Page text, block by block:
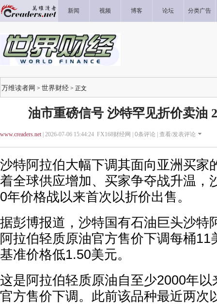
新闻 视频 博客 论坛 分类广告
万维读者网 > 世界财经 > 正文
油市重磅信号 沙特罕见折价卖油
www.creaders.net| 2026-07-06 15:44:24 FX168财经网 | 0条评论 | 查看/发表评论
沙特阿拉伯大幅下调其面向亚洲买家
着全球供应增加、买家争夺战升温，
0年价格战以来首次以折价出售。
据彭博报道，沙特国有石油巨头沙特
阿拉伯轻质原油官方售价下调每桶11
基准价格低1.50美元。
这是阿拉伯轻质原油自至少2000年
官方售价下调。此前该品种最近两次